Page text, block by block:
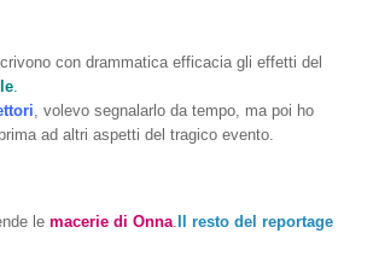
con drammatica efficacia gli effetti del
.
, volevo segnalarlo da tempo, ma poi ho
ad altri aspetti del tragico evento.
le macerie di Onna. Il resto del reportage